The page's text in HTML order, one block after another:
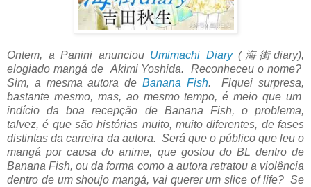
Ontem, a Panini anunciou Umimachi Diary(海街diary),
elogiado mangá de Akimi Yoshida. Reconheceu o nome?
Sim, a mesma autora de Banana Fish. Fiquei surpresa,
bastante mesmo, mas, ao mesmo tempo, é meio que um
indício da boa recepção de Banana Fish, o problema,
talvez, é que são histórias muito, muito diferentes, de fases
distintas da carreira da autora. Será que o público que leu o
mangá por causa do anime, que gostou do BL dentro de
Banana Fish, ou da forma como a autora retratou a violência
dentro de um shoujo mangá, vai querer um slice of life? Se